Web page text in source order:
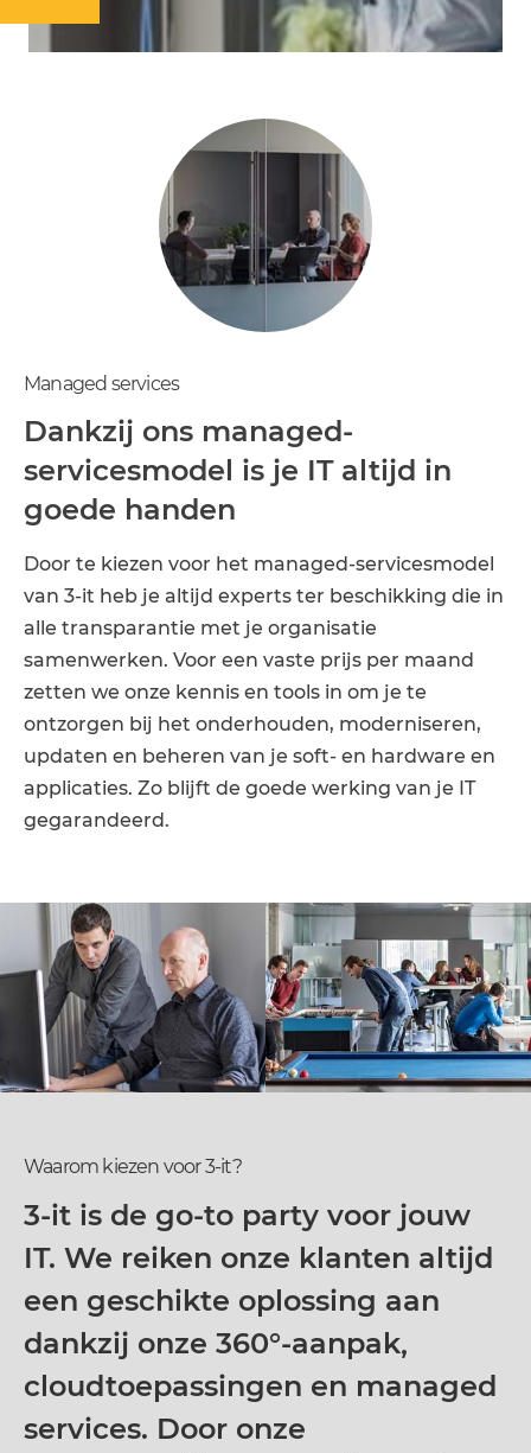
Managed services
Dankzij ons managed-
servicesmodel is je IT altijd in
goede handen
Door te kiezen voor het managed-servicesmodel
van 3-it heb je altijd experts ter beschikking die in
alle transparantie met je organisatie
samenwerken. Voor een vaste prijs per maand
zetten we onze kennis en tools in om je te
ontzorgen bij het onderhouden, moderniseren,
updaten en beheren van je soft- en hardware en
applicaties. Zo blijft de goede werking van je IT
gegarandeerd.
Waarom kiezen voor 3-it?
3-it is de go-to party voor jouw
IT. We reiken onze klanten altijd
een geschikte oplossing aan
dankzij onze 360°-aanpak,
cloudtoepassingen en managed
services. Door onze